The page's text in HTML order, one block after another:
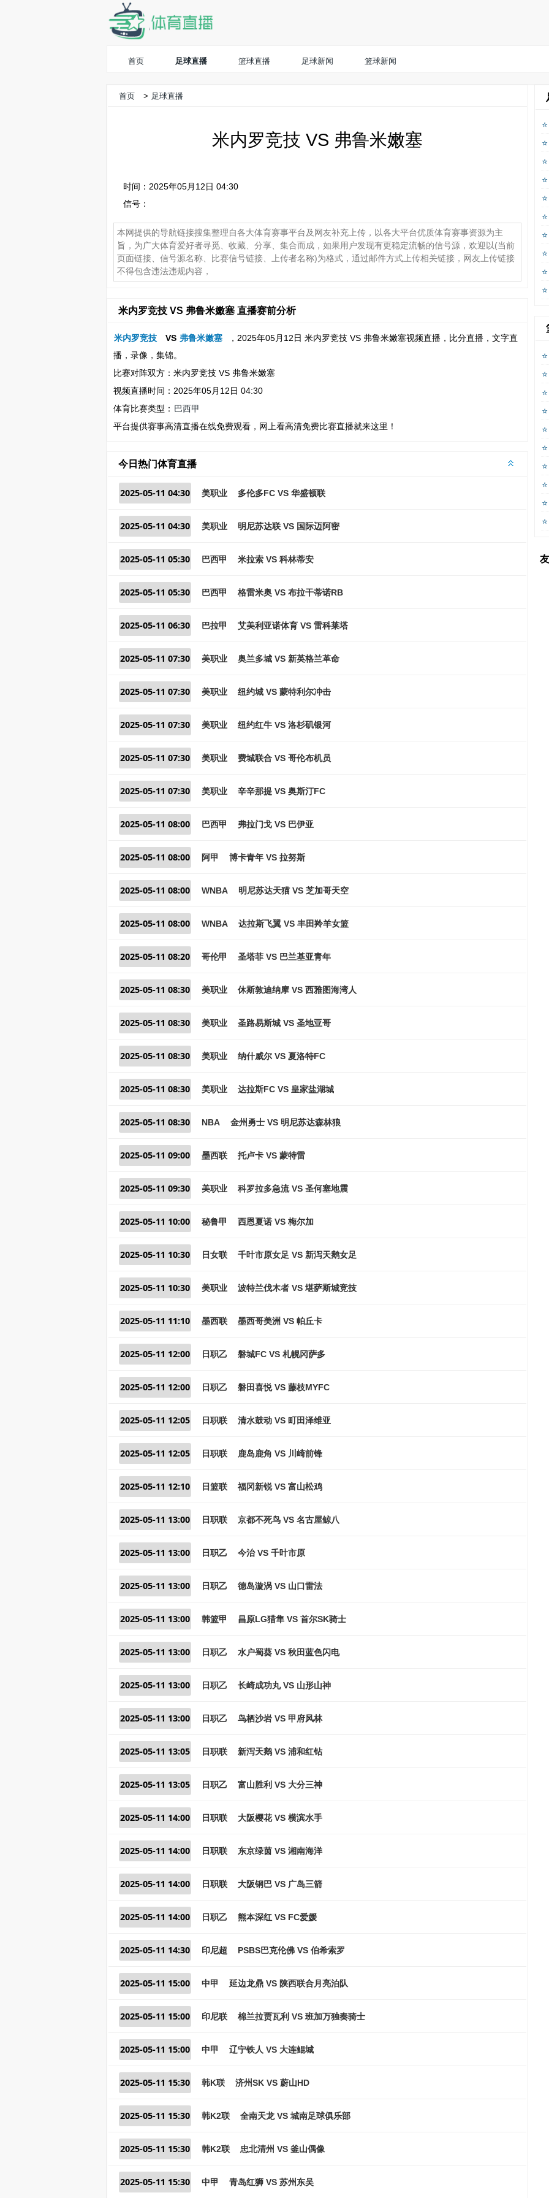
首页 足球直播 篮球直播 足球新闻 篮球新闻
首页 > 足球直播
米内罗竞技 VS 弗鲁米嫩塞
时间：2025年05月12日 04:30
信号：
本网提供的导航链接搜集整理自各大体育赛事平台及网友补充上传，以各大平台优质体育赛事资源为主
旨，为广大体育爱好者寻觅、收藏、分享、集合而成，如果用户发现有更稳定流畅的信号源，欢迎以(当前
页面链接、信号源名称、比赛信号链接、上传者名称)为格式，通过邮件方式上传相关链接，网友上传链接
不得包含违法违规内容，
米内罗竞技 VS 弗鲁米嫩塞 直播赛前分析
米内罗竞技 VS 弗鲁米嫩塞
，2025年05月12日 米内罗竞技 VS 弗鲁米嫩塞视频直播，比分直播，文字直
播，录像，集锦。
比赛对阵双方：米内罗竞技 VS 弗鲁米嫩塞
视频直播时间：2025年05月12日 04:30
体育比赛类型： 巴西甲
平台提供赛事高清直播在线免费观看，网上看高清免费比赛直播就来这里！
今日热门体育直播
2025-05-11 04:30 美职业 多伦多FC VS 华盛顿联
2025-05-11 04:30 美职业 明尼苏达联 VS 国际迈阿密
2025-05-11 05:30 巴西甲 米拉索 VS 科林蒂安
2025-05-11 05:30 巴西甲 格雷米奥 VS 布拉干蒂诺RB
2025-05-11 06:30 巴拉甲 艾美利亚诺体育 VS 雷科莱塔
2025-05-11 07:30 美职业 奥兰多城 VS 新英格兰革命
2025-05-11 07:30 美职业 纽约城 VS 蒙特利尔冲击
2025-05-11 07:30 美职业 纽约红牛 VS 洛杉矶银河
2025-05-11 07:30 美职业 费城联合 VS 哥伦布机员
2025-05-11 07:30 美职业 辛辛那提 VS 奥斯汀FC
2025-05-11 08:00 巴西甲 弗拉门戈 VS 巴伊亚
2025-05-11 08:00 阿甲 博卡青年 VS 拉努斯
2025-05-11 08:00 WNBA 明尼苏达天猫 VS 芝加哥天空
2025-05-11 08:00 WNBA 达拉斯飞翼 VS 丰田羚羊女篮
2025-05-11 08:20 哥伦甲 圣塔菲 VS 巴兰基亚青年
2025-05-11 08:30 美职业 休斯敦迪纳摩 VS 西雅图海湾人
2025-05-11 08:30 美职业 圣路易斯城 VS 圣地亚哥
2025-05-11 08:30 美职业 纳什威尔 VS 夏洛特FC
2025-05-11 08:30 美职业 达拉斯FC VS 皇家盐湖城
2025-05-11 08:30 NBA 金州勇士 VS 明尼苏达森林狼
2025-05-11 09:00 墨西联 托卢卡 VS 蒙特雷
2025-05-11 09:30 美职业 科罗拉多急流 VS 圣何塞地震
2025-05-11 10:00 秘鲁甲 西恩夏诺 VS 梅尔加
2025-05-11 10:30 日女联 千叶市原女足 VS 新泻天鹅女足
2025-05-11 10:30 美职业 波特兰伐木者 VS 堪萨斯城竞技
2025-05-11 11:10 墨西联 墨西哥美洲 VS 帕丘卡
2025-05-11 12:00 日职乙 磐城FC VS 札幌冈萨多
2025-05-11 12:00 日职乙 磐田喜悦 VS 藤枝MYFC
2025-05-11 12:05 日职联 清水鼓动 VS 町田泽维亚
2025-05-11 12:05 日职联 鹿岛鹿角 VS 川崎前锋
2025-05-11 12:10 日篮联 福冈新锐 VS 富山松鸡
2025-05-11 13:00 日职联 京都不死鸟 VS 名古屋鲸八
2025-05-11 13:00 日职乙 今治 VS 千叶市原
2025-05-11 13:00 日职乙 德岛漩涡 VS 山口雷法
2025-05-11 13:00 韩篮甲 昌原LG猎隼 VS 首尔SK骑士
2025-05-11 13:00 日职乙 水户蜀葵 VS 秋田蓝色闪电
2025-05-11 13:00 日职乙 长崎成功丸 VS 山形山神
2025-05-11 13:00 日职乙 鸟栖沙岩 VS 甲府风林
2025-05-11 13:05 日职联 新泻天鹅 VS 浦和红钻
2025-05-11 13:05 日职乙 富山胜利 VS 大分三神
2025-05-11 14:00 日职联 大阪樱花 VS 横滨水手
2025-05-11 14:00 日职联 东京绿茵 VS 湘南海洋
2025-05-11 14:00 日职联 大阪钢巴 VS 广岛三箭
2025-05-11 14:00 日职乙 熊本深红 VS FC爱媛
2025-05-11 14:30 印尼超 PSBS巴克伦佛 VS 伯希索罗
2025-05-11 15:00 中甲 延边龙鼎 VS 陕西联合月亮泊队
2025-05-11 15:00 印尼联 棉兰拉贾瓦利 VS 班加万独奏骑士
2025-05-11 15:00 中甲 辽宁铁人 VS 大连鲲城
2025-05-11 15:30 韩K联 济州SK VS 蔚山HD
2025-05-11 15:30 韩K2联 全南天龙 VS 城南足球俱乐部
2025-05-11 15:30 韩K2联 忠北清州 VS 釜山偶像
2025-05-11 15:30 中甲 青岛红狮 VS 苏州东吴